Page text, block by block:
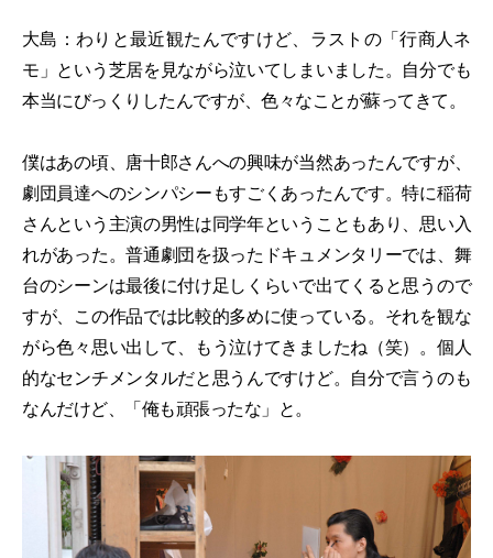
大島：わりと最近観たんですけど、ラストの「行商人ネ
モ」という芝居を見ながら泣いてしまいました。自分でも
本当にびっくりしたんですが、色々なことが蘇ってきて。
僕はあの頃、唐十郎さんへの興味が当然あったんですが、
劇団員達へのシンパシーもすごくあったんです。特に稲荷
さんという主演の男性は同学年ということもあり、思い入
れがあった。普通劇団を扱ったドキュメンタリーでは、舞
台のシーンは最後に付け足しくらいで出てくると思うので
すが、この作品では比較的多めに使っている。それを観な
がら色々思い出して、もう泣けてきましたね（笑）。個人
的なセンチメンタルだと思うんですけど。自分で言うのも
なんだけど、「俺も頑張ったな」と。